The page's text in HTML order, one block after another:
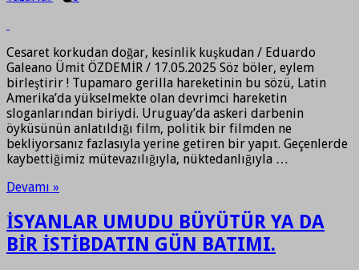
Cesaret korkudan doğar, kesinlik kuşkudan / Eduardo
Galeano Ümit ÖZDEMİR / 17.05.2025 Söz böler, eylem
birleştirir ! Tupamaro gerilla hareketinin bu sözü, Latin
Amerika’da yükselmekte olan devrimci hareketin
sloganlarından biriydi. Uruguay’da askeri darbenin
öyküsünün anlatıldığı film, politik bir filmden ne
bekliyorsanız fazlasıyla yerine getiren bir yapıt. Geçenlerde
kaybettiğimiz mütevazılığıyla, nüktedanlığıyla …
Devamı »
İSYANLAR UMUDU BÜYÜTÜR YA DA
BİR İSTİBDATIN GÜN BATIMI.